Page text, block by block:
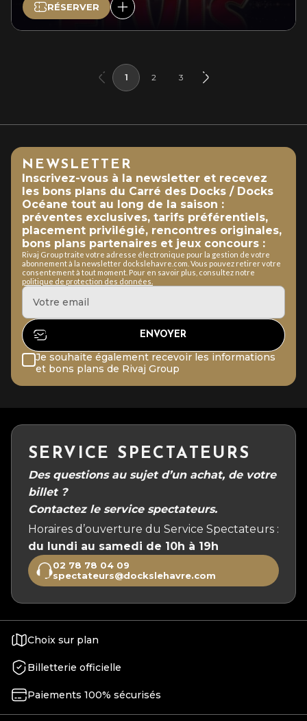
RÉSERVER
1 2 3
NEWSLETTER
Inscrivez-vous à la newsletter et recevez
les bons plans du Carré des Docks / Docks
Océane tout au long de la saison :
préventes exclusives, tarifs préférentiels,
placement privilégié, rencontres originales,
bons plans partenaires et jeux concours :
Rivaj Group traite votre adresse électronique pour la gestion de votre
abonnement à la newsletter dockslehavre.com. Vous pouvez retirer votre
consentement à tout moment. Pour en savoir plus, consultez notre
politique de protection des données.
Je souhaite également recevoir les informations
et bons plans de Rivaj Group
SERVICE SPECTATEURS
Des questions au sujet d’un achat, de votre
billet ?
Contactez le service spectateurs.
Horaires d’ouverture du Service Spectateurs :
du lundi au samedi de 10h à 19h
02 78 78 04 09
spectateurs@dockslehavre.com
Choix sur plan
Billetterie officielle
Paiements 100% sécurisés